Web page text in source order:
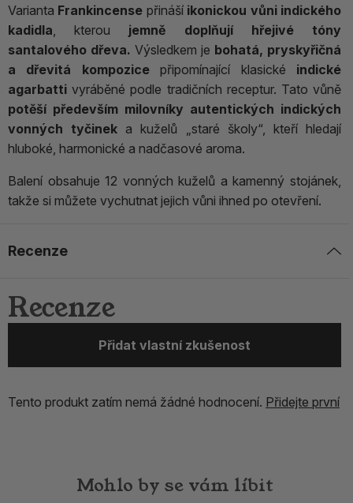
Varianta Frankincense přináší ikonickou vůni indického
kadidla, kterou jemně doplňují hřejivé tóny
santalového dřeva. Výsledkem je bohatá, pryskyřičná
a dřevitá kompozicepřipomínající klasické indické
agarbatti vyráběné podle tradičních receptur. Tato vůně
potěší především milovníky autentických indických
vonných tyčinek a kuželů „staré školy“, kteří hledají
hluboké, harmonické a nadčasové aroma.
Balení obsahuje 12 vonných kuželů a kamenný stojánek,
takže si můžete vychutnat jejich vůni ihned po otevření.
Recenze
Recenze
Přidat vlastní zkušenost
Tento produkt zatím nemá žádné hodnocení. Přidejte první
Mohlo by se vám líbit